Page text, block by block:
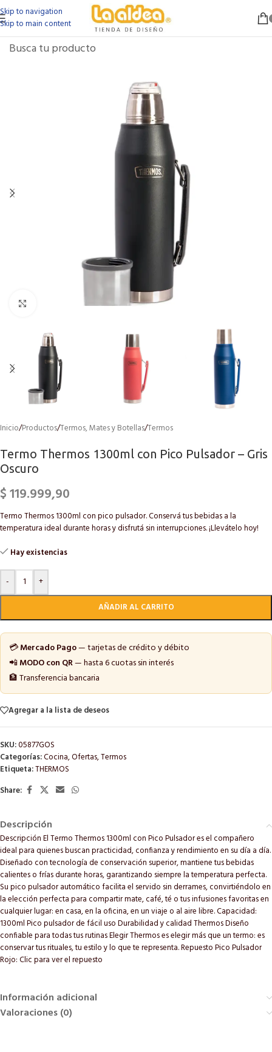
Skip to navigation
Skip to main content
Click to enlarge
Inicio/Productos/Termos, Mates y Botellas/Termos
Termo Thermos 1300ml con Pico Pulsador – Gris
Oscuro
$119.999,90
Termo Thermos 1300ml con pico pulsador. Conservá tus bebidas a la
temperatura ideal durante horas y disfrutá sin interrupciones. ¡Llevátelo hoy!
Hay existencias
-
+
AÑADIR AL CARRITO
💳Mercado Pago— tarjetas de crédito y débito
📲MODO con QR— hasta 6 cuotas sin interés
🏦 Transferencia bancaria
Agregar a la lista de deseos
SKU:05877GOS
Categorías:Cocina,Ofertas,Termos
Etiqueta:THERMOS
Share:
Descripción
Descripción El Termo Thermos 1300ml con Pico Pulsador es el compañero
ideal para quienes buscan practicidad, confianza y rendimiento en su día a día.
Diseñado con tecnología de conservación superior, mantiene tus bebidas
calientes o frías durante horas, garantizando siempre la temperatura perfecta.
Su pico pulsador automático facilita el servido sin derrames, convirtiéndolo en
la elección perfecta para compartir mate, café, té o tus infusiones favoritas en
cualquier lugar: en casa, en la oficina, en un viaje o al aire libre. Capacidad:
1300ml Pico pulsador de fácil uso Durabilidad y calidad Thermos Diseño
confiable para todas tus rutinas Elegir Thermos es elegir más que un termo: es
conservar tus rituales, tu estilo y lo que te representa. Repuesto Pico Pulsador
Rojo: Clic para ver el repuesto
Información adicional
Valoraciones (0)